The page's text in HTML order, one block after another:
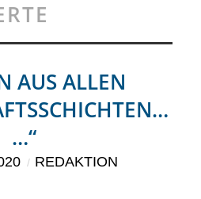
AUS ALLEN
…“
REDAKTION